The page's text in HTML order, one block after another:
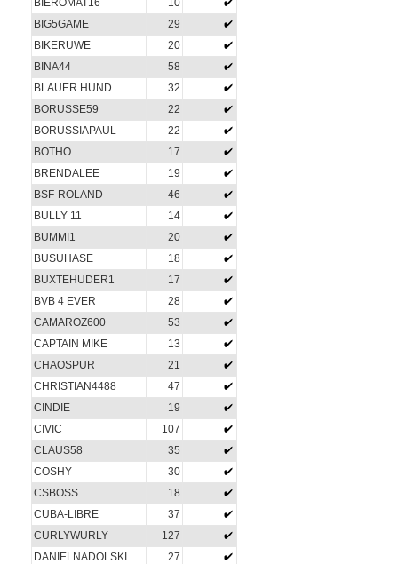
BIEROMAT16
10
BIG5GAME
29
BIKERUWE
20
BINA44
58
BLAUER HUND
32
BORUSSE59
22
BORUSSIAPAUL
22
BOTHO
17
BRENDALEE
19
BSF-ROLAND
46
BULLY 11
14
BUMMI1
20
BUSUHASE
18
BUXTEHUDER1
17
BVB 4 EVER
28
CAMAROZ600
53
CAPTAIN MIKE
13
CHAOSPUR
21
CHRISTIAN4488
47
CINDIE
19
CIVIC
107
CLAUS58
35
COSHY
30
CSBOSS
18
CUBA-LIBRE
37
CURLYWURLY
127
DANIELNADOLSKI
27